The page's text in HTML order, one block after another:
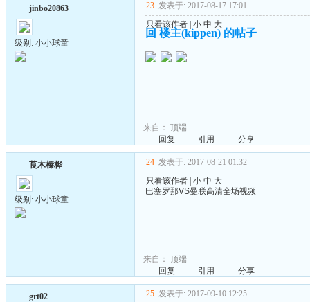
jinbo20863
级别: 小小球童
23 发表于: 2017-08-17 17:01
只看该作者 小 中 大
回 楼主(kippen) 的帖子
来自： 顶端
回复
引用 分享
莨木榛桦
级别: 小小球童
24 发表于: 2017-08-21 01:32
只看该作者 小 中 大
巴塞罗那VS曼联高清全场视频
来自： 顶端
回复
引用 分享
grt02 25 发表于: 2017-09-10 12:25